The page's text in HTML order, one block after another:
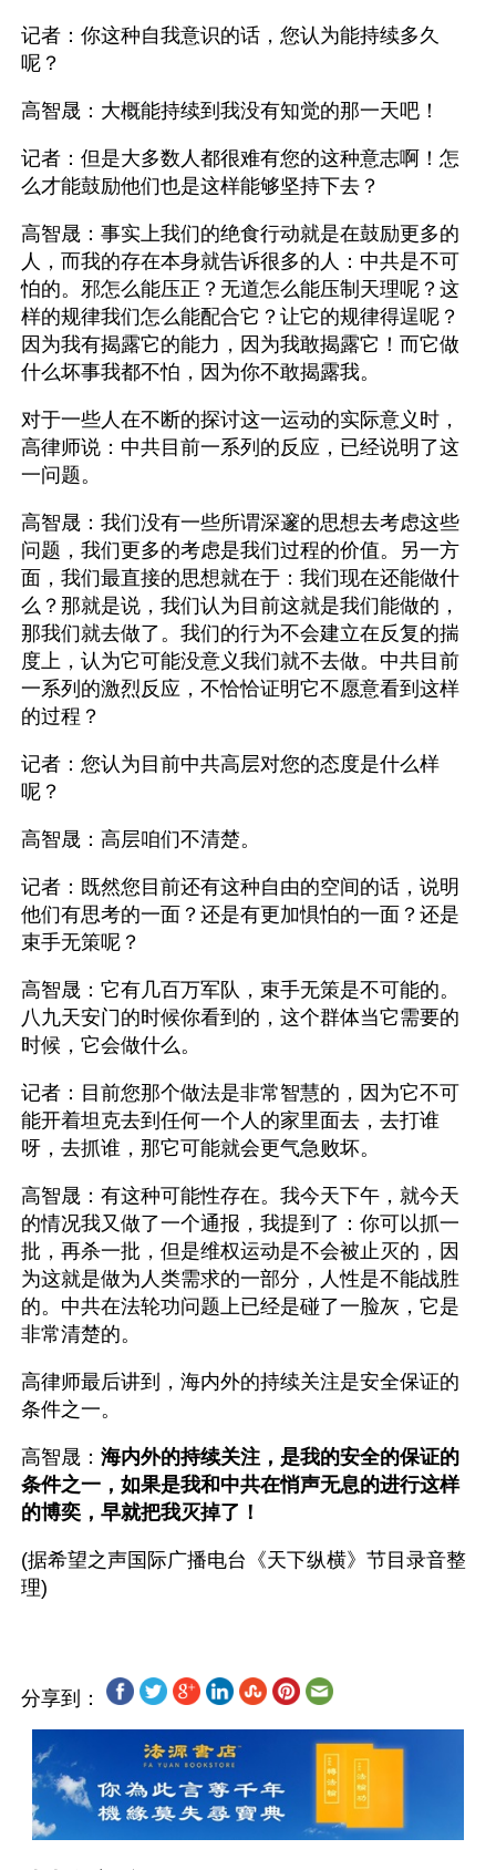
记者：你这种自我意识的话，您认为能持续多久
呢？
高智晟：大概能持续到我没有知觉的那一天吧！
记者：但是大多数人都很难有您的这种意志啊！怎
么才能鼓励他们也是这样能够坚持下去？
高智晟：事实上我们的绝食行动就是在鼓励更多的
人，而我的存在本身就告诉很多的人：中共是不可
怕的。邪怎么能压正？无道怎么能压制天理呢？这
样的规律我们怎么能配合它？让它的规律得逞呢？
因为我有揭露它的能力，因为我敢揭露它！而它做
什么坏事我都不怕，因为你不敢揭露我。
对于一些人在不断的探讨这一运动的实际意义时，
高律师说：中共目前一系列的反应，已经说明了这
一问题。
高智晟：我们没有一些所谓深邃的思想去考虑这些
问题，我们更多的考虑是我们过程的价值。另一方
面，我们最直接的思想就在于：我们现在还能做什
么？那就是说，我们认为目前这就是我们能做的，
那我们就去做了。我们的行为不会建立在反复的揣
度上，认为它可能没意义我们就不去做。中共目前
一系列的激烈反应，不恰恰证明它不愿意看到这样
的过程？
记者：您认为目前中共高层对您的态度是什么样
呢？
高智晟：高层咱们不清楚。
记者：既然您目前还有这种自由的空间的话，说明
他们有思考的一面？还是有更加惧怕的一面？还是
束手无策呢？
高智晟：它有几百万军队，束手无策是不可能的。
八九天安门的时候你看到的，这个群体当它需要的
时候，它会做什么。
记者：目前您那个做法是非常智慧的，因为它不可
能开着坦克去到任何一个人的家里面去，去打谁
呀，去抓谁，那它可能就会更气急败坏。
高智晟：有这种可能性存在。我今天下午，就今天
的情况我又做了一个通报，我提到了：你可以抓一
批，再杀一批，但是维权运动是不会被止灭的，因
为这就是做为人类需求的一部分，人性是不能战胜
的。中共在法轮功问题上已经是碰了一脸灰，它是
非常清楚的。
高律师最后讲到，海内外的持续关注是安全保证的
条件之一。
高智晟： 海内外的持续关注，是我的安全的保证的
条件之一，如果是我和中共在悄声无息的进行这样
的博奕，早就把我灭掉了！
(据希望之声国际广播电台《天下纵横》节目录音整
分享到：